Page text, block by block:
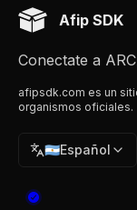
Afip SDK
Conectate a
afipsdk.com es un
organismos oficiales.
🇦🇷Español